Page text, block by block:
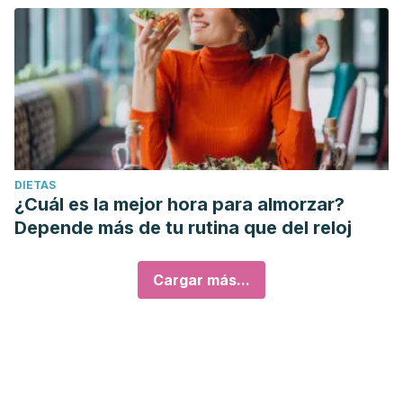
DIETAS
¿Cuál es la mejor hora para almorzar?
Depende más de tu rutina que del reloj
Cargar más...